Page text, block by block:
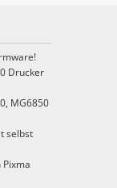
Drucker
MG6850
selbst